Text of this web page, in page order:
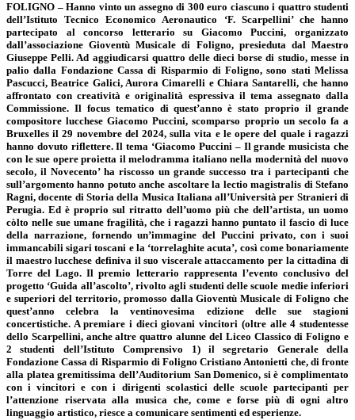
FOLIGNO – Hanno vinto un assegno di 300 euro ciascuno i quattro studenti
dell’Istituto Tecnico Economico Aeronautico ‘F. Scarpellini’ che hanno
partecipato al concorso letterario su Giacomo Puccini, organizzato
dall’associazione Gioventù Musicale di Foligno, presieduta dal Maestro
Giuseppe Pelli. Ad aggiudicarsi quattro delle dieci borse di studio, messe in
palio dalla Fondazione Cassa di Risparmio di Foligno, sono stati Melissa
Pascucci, Beatrice Galici, Aurora Cimarelli e Chiara Santarelli, che hanno
affrontato con creatività e originalità espressiva il tema assegnato dalla
Commissione. Il focus tematico di quest’anno è stato proprio il grande
compositore lucchese Giacomo Puccini, scomparso proprio un secolo fa a
Bruxelles il 29 novembre del 2024, sulla vita e le opere del quale i ragazzi
hanno dovuto riflettere. Il tema ‘Giacomo Puccini – Il grande musicista che
con le sue opere proietta il melodramma italiano nella modernità del nuovo
secolo, il Novecento’ ha riscosso un grande successo tra i partecipanti che
sull’argomento hanno potuto anche ascoltare la lectio magistralis di Stefano
Ragni, docente di Storia della Musica Italiana all’Università per Stranieri di
Perugia. Ed è proprio sul ritratto dell’uomo più che dell’artista, un uomo
còlto nelle sue umane fragilità, che i ragazzi hanno puntato il fascio di luce
della narrazione, fornendo un’immagine del Puccini privato, con i suoi
immancabili sigari toscani e la ‘torrelaghite acuta’, così come bonariamente
il maestro lucchese definiva il suo viscerale attaccamento per la cittadina di
Torre del Lago. Il premio letterario rappresenta l’evento conclusivo del
progetto ‘Guida all’ascolto’, rivolto agli studenti delle scuole medie inferiori
e superiori del territorio, promosso dalla Gioventù Musicale di Foligno che
quest’anno celebra la ventinovesima edizione delle sue stagioni
concertistiche. A premiare i dieci giovani vincitori (oltre alle 4 studentesse
dello Scarpellini, anche altre quattro alunne del Liceo Classico di Foligno e
2 studenti dell’Istituto Comprensivo 1) il segretario Generale della
Fondazione Cassa di Risparmio di Foligno Cristiano Antonietti che, di fronte
alla platea gremitissima dell’Auditorium San Domenico, si è complimentato
con i vincitori e con i dirigenti scolastici delle scuole partecipanti per
l’attenzione riservata alla musica che, come e forse più di ogni altro
linguaggio artistico, riesce a comunicare sentimenti ed esperienze.